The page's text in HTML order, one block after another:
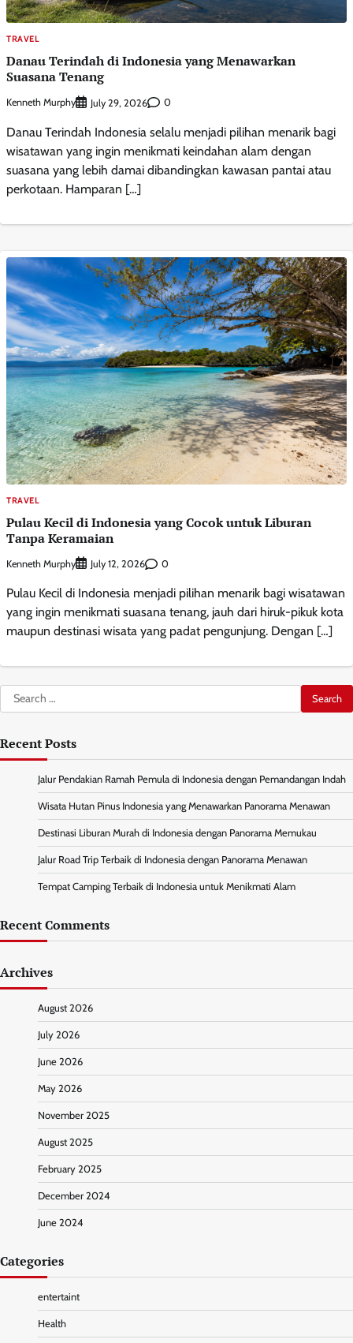
TRAVEL
Danau Terindah di Indonesia yang Menawarkan
Suasana Tenang
Kenneth Murphy July 29, 2026 0
Danau Terindah Indonesia selalu menjadi pilihan menarik bagi
wisatawan yang ingin menikmati keindahan alam dengan
suasana yang lebih damai dibandingkan kawasan pantai atau
perkotaan. Hamparan […]
TRAVEL
Pulau Kecil di Indonesia yang Cocok untuk Liburan
Tanpa Keramaian
Kenneth Murphy July 12, 2026 0
Pulau Kecil di Indonesia menjadi pilihan menarik bagi wisatawan
yang ingin menikmati suasana tenang, jauh dari hiruk-pikuk kota
maupun destinasi wisata yang padat pengunjung. Dengan […]
Search
for:
Recent Posts
Jalur Pendakian Ramah Pemula di Indonesia dengan Pemandangan Indah
Wisata Hutan Pinus Indonesia yang Menawarkan Panorama Menawan
Destinasi Liburan Murah di Indonesia dengan Panorama Memukau
Jalur Road Trip Terbaik di Indonesia dengan Panorama Menawan
Tempat Camping Terbaik di Indonesia untuk Menikmati Alam
Recent Comments
Archives
August 2026
July 2026
June 2026
May 2026
November 2025
August 2025
February 2025
December 2024
June 2024
Categories
entertaint
Health